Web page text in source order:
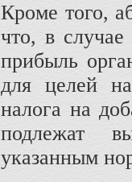
Кроме того,
что, в
прибыль
для целей
налога на
подлежат
указанным